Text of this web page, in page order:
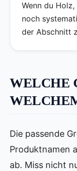
Wenn du
noch
der Abschnitt
WELCHE
ELCHEM
Die passende
Produktnamen
ab. Miss nicht